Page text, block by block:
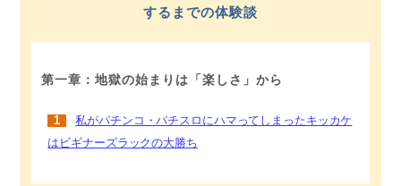
するまでの体験談
第一章：地獄の始まりは「楽しさ」から
1
私がパチンコ・パチスロにハマってしまったキッカケ
はビギナーズラックの大勝ち